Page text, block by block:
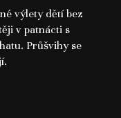
výlety dětí bez
v patnácti s
Průšvihy se